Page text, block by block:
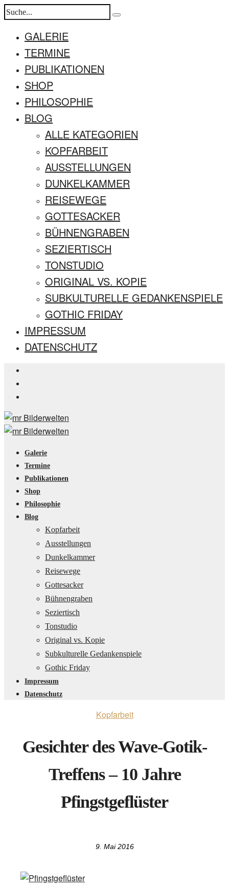
GALERIE
TERMINE
PUBLIKATIONEN
SHOP
PHILOSOPHIE
BLOG
ALLE KATEGORIEN
KOPFARBEIT
AUSSTELLUNGEN
DUNKELKAMMER
REISEWEGE
GOTTESACKER
BÜHNENGRABEN
SEZIERTISCH
TONSTUDIO
ORIGINAL VS. KOPIE
SUBKULTURELLE GEDANKENSPIELE
GOTHIC FRIDAY
IMPRESSUM
DATENSCHUTZ
Galerie
Termine
Publikationen
Shop
Philosophie
Blog
Kopfarbeit
Ausstellungen
Dunkelkammer
Reisewege
Gottesacker
Bühnengraben
Seziertisch
Tonstudio
Original vs. Kopie
Subkulturelle Gedankenspiele
Gothic Friday
Impressum
Datenschutz
Kopfarbeit
Gesichter des Wave-Gotik-
Treffens – 10 Jahre
Pfingstgeflüster
9. Mai 2016